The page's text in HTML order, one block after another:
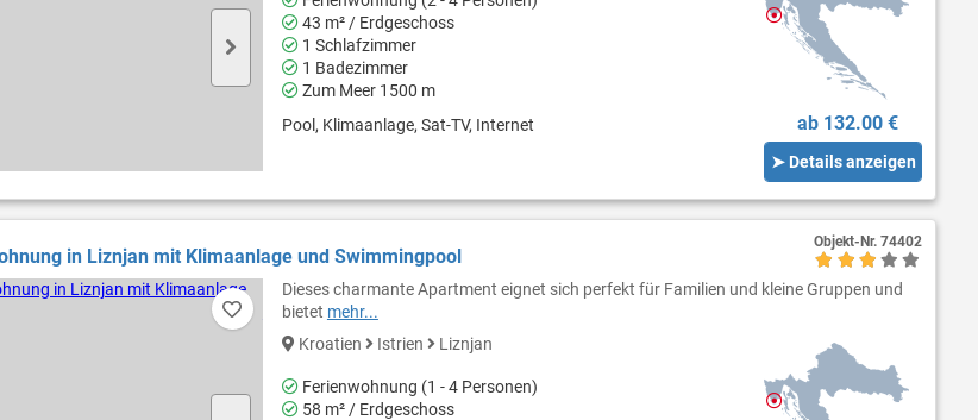
43 m² / Erdgeschoss
1 Schlafzimmer
1 Badezimmer
Zum Meer 1500 m
Pool, Klimaanlage, Sat-TV, Internet
ab 132.00 €
➤ Details anzeigen
in Liznjan mit Klimaanlage und Swimmingpool
Dieses charmante Apartment eignet sich perfekt für Familien und kleine Gruppen und
bietet mehr...
Kroatien
Istrien Liznjan
Ferienwohnung (1 - 4 Personen)
58 m² / Erdgeschoss
Objekt-Nr. 74402